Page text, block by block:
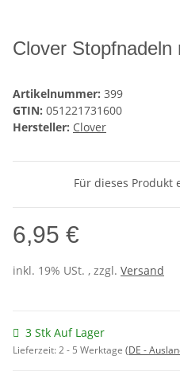
Clover Stopfnadeln
Artikelnummer: 399
GTIN: 051221731600
Hersteller: Clover
Für dieses Produkt
6,95 €
inkl. 19% USt. , zzgl. Versand
3 Stk Auf Lager
Lieferzeit:2 - 5 Werktage (DE -